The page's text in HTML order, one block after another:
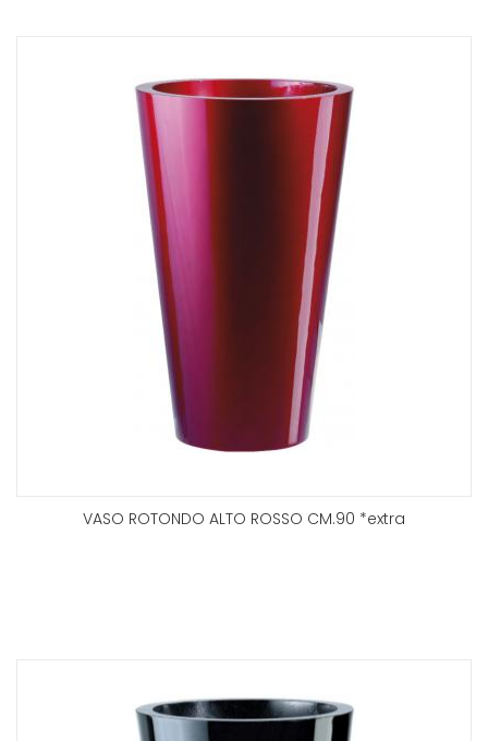
VASO ROTONDO ALTO ROSSO CM.90 *extra